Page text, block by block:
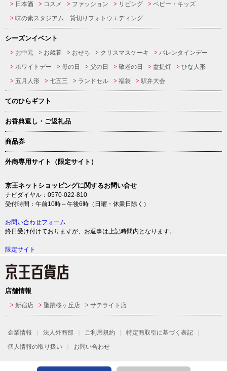
日本酒
コスメ ファッション リビング
ベビー・キッズ
味の素スタジアム 貸切りフォトウエディング
シーズンイベント
お中元 お歳暮 おせち クリスマスケーキ
バレンタインデー
ホワイトデー
母の日 父の日 敬老の日 盆提灯
ひな人形
五月人形
七五三 ランドセル 福袋 駅弁大会
てのひらギフト
お香典返し・ご返礼品
商品券
外商専用サイト（限定サイト）
京王ネットショッピングに関するお問い合せ
ナビダイヤル：0570-022-810
受付時間：午前10時～午後6時（日曜・休業日除く）
お問い合わせフォーム
終日受け付けておりますが、お返事は上記時間内となります。
限定サイト
店舗情報
新宿店 聖蹟桜ヶ丘店 サテライト店
企業情報 法人外商部 ご利用規約
特定商取引に基づく表記
個人情報の取り扱い
お問い合わせ